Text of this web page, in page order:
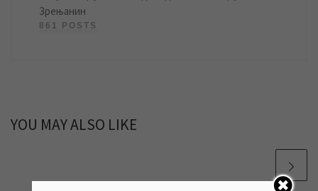
Зрењанин
861 POSTS
YOU MAY ALSO LIKE